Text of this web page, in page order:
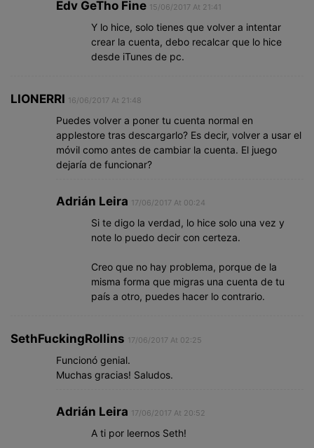
Edv GeTho Fine 15/06/2017 At 21:41
Y lo hice, solo tienes que volver a intentar
crear la cuenta, debo recalcar que lo hice
desde iTunes de pc.
LIONERRI 16/06/2017 At 21:48
Puedes volver a poner tu cuenta normal en
applestore tras descargarlo? Es decir, volver a usar el
móvil como antes de cambiar la cuenta. El juego
dejaría de funcionar?
Adrián Leira 17/06/2017 At 00:24
Si te digo la verdad, lo hice solo una vez y
note lo puedo decir con certeza.
Creo que no hay problema, porque de la
misma forma que migras una cuenta de tu
país a otro, puedes hacer lo contrario.
SethFuckingRollins 17/06/2017 At 02:25
Funcionó genial.
Muchas gracias! Saludos.
Adrián Leira 17/06/2017 At 20:52
A ti por leernos Seth!